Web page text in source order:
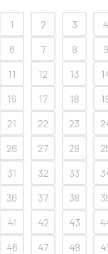
1 2 3
4
6 7 8
9
11 12 13
16 17 18
21 22 23
26 27 28
31 32 33
36 37 38
41 42 43
46 47 48